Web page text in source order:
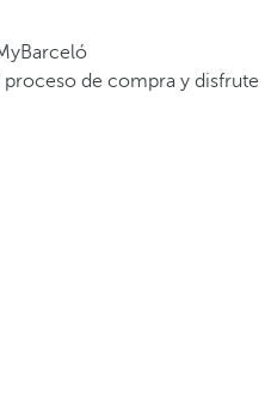
proceso de compra y disfrute